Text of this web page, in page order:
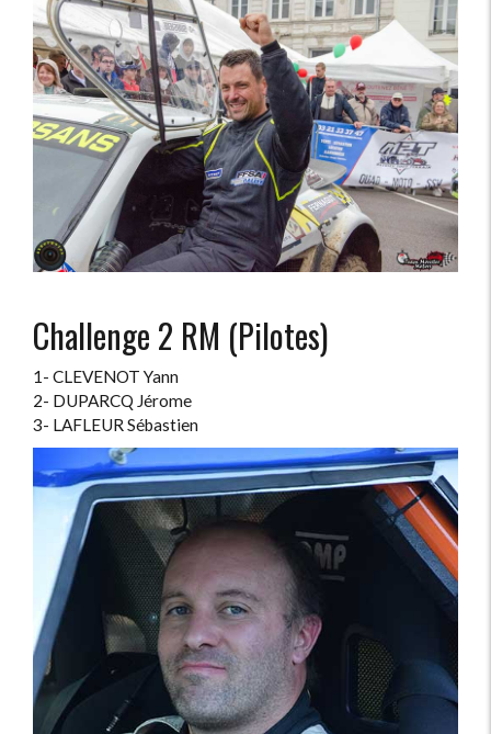
Challenge 2 RM (Pilotes)
1- CLEVENOT Yann
2- DUPARCQ Jérome
3- LAFLEUR Sébastien